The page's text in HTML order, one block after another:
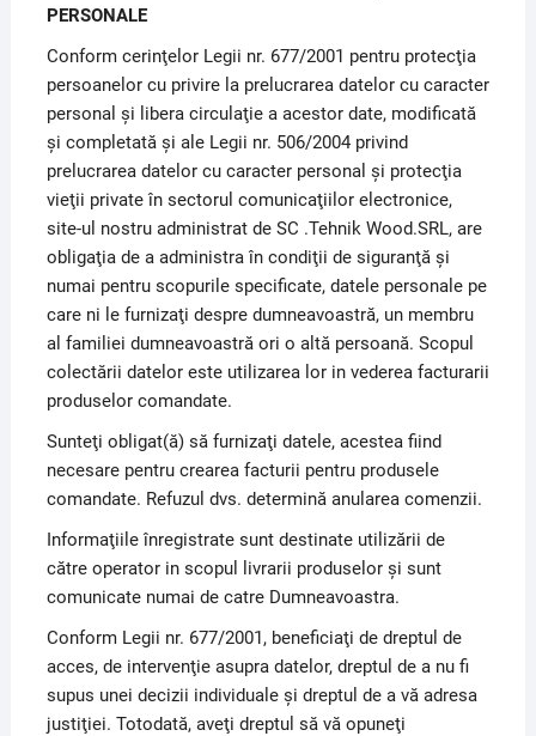
PERSONALE
Conform cerinţelor Legii nr. 677/2001 pentru protecţia
persoanelor cu privire la prelucrarea datelor cu caracter
personal şi libera circulaţie a acestor date, modificată
şi completată şi ale Legii nr. 506/2004 privind
prelucrarea datelor cu caracter personal şi protecţia
vieţii private în sectorul comunicaţiilor electronice,
site-ul nostru administrat de SC .Tehnik Wood.SRL, are
obligaţia de a administra în condiţii de siguranţă şi
numai pentru scopurile specificate, datele personale pe
care ni le furnizaţi despre dumneavoastră, un membru
al familiei dumneavoastră ori o altă persoană. Scopul
colectării datelor este utilizarea lor in vederea facturarii
produselor comandate.
Sunteţi obligat(ă) să furnizaţi datele, acestea fiind
necesare pentru crearea facturii pentru produsele
comandate. Refuzul dvs. determină anularea comenzii.
Informaţiile înregistrate sunt destinate utilizării de
către operator in scopul livrarii produselor şi sunt
comunicate numai de catre Dumneavoastra.
Conform Legii nr. 677/2001, beneficiaţi de dreptul de
acces, de intervenţie asupra datelor, dreptul de a nu fi
supus unei decizii individuale şi dreptul de a vă adresa
justiţiei. Totodată, aveţi dreptul să vă opuneţi